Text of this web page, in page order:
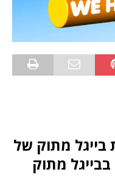
בייגל מתוק של
מתוק